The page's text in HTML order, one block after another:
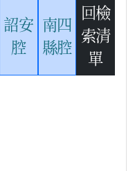
詔安
腔
南四
縣腔
回檢
索清
單